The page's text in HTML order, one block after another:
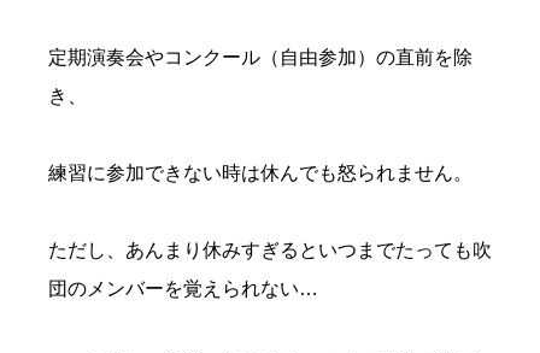
定期演奏会やコンクール（自由参加）の直前を除
き、
練習に参加できない時は休んでも怒られません。
ただし、あんまり休みすぎるといつまでたっても吹
団のメンバーを覚えられない…